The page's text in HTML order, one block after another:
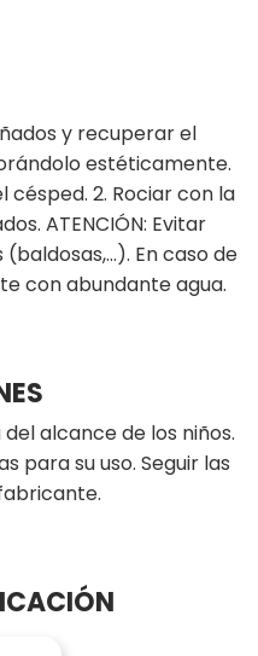
y recuperar el
estéticamente.
césped. 2. Rociar con la
ATENCIÓN: Evitar
En caso de
con abundante agua.
alcance de los niños.
para su uso. Seguir las